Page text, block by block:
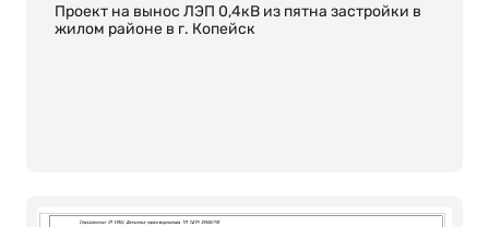
Проект на вынос ЛЭП 0,4кВ из пятна застройки в
жилом районе в г. Копейск